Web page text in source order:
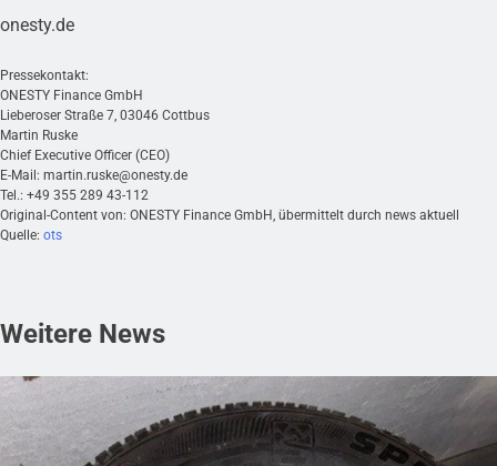
onesty.de
Pressekontakt:
ONESTY Finance GmbH
Lieberoser Straße 7, 03046 Cottbus
Martin Ruske
Chief Executive Officer (CEO)
E-Mail: martin.ruske@onesty.de
Tel.: +49 355 289 43-112
Original-Content von: ONESTY Finance GmbH, übermittelt durch news aktuell
Quelle: ots
Weitere News